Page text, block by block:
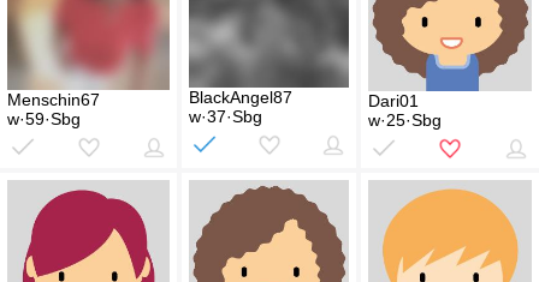
Menschin67
w·59·Sbg
BlackAngel87
w·37·Sbg
Dari01
w·25·Sbg